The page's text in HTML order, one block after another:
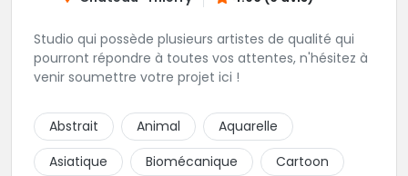
Studio qui possède plusieurs artistes de qualité qui
pourront répondre à toutes vos attentes, n'hésitez à
venir soumettre votre projet ici !
Abstrait Animal
Aquarelle
Asiatique
Biomécanique
Cartoon